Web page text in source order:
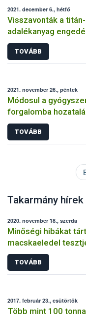
2021. december 6., hétfő
Visszavonták a
adalékanyag
TOVÁBB
2021. november 26., péntek
Módosul a
forgalomba
szabályozása
TOVÁBB
Takarmány hírek
2020. november 18., szerda
Minőségi hibákat
macskaeledel
TOVÁBB
2017. február 23., csütörtök
Több mint 100